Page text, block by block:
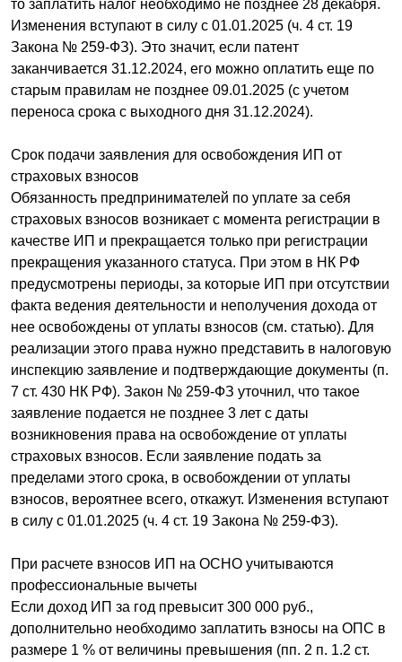
то заплатить налог необходимо не позднее 28 декабря.
Изменения вступают в силу с 01.01.2025 (ч. 4 ст. 19
Закона № 259-ФЗ). Это значит, если патент
заканчивается 31.12.2024, его можно оплатить еще по
старым правилам не позднее 09.01.2025 (с учетом
переноса срока с выходного дня 31.12.2024).
Срок подачи заявления для освобождения ИП от
страховых взносов
Обязанность предпринимателей по уплате за себя
страховых взносов возникает с момента регистрации в
качестве ИП и прекращается только при регистрации
прекращения указанного статуса. При этом в НК РФ
предусмотрены периоды, за которые ИП при отсутствии
факта ведения деятельности и неполучения дохода от
нее освобождены от уплаты взносов (см. статью). Для
реализации этого права нужно представить в налоговую
инспекцию заявление и подтверждающие документы (п.
7 ст. 430 НК РФ). Закон № 259-ФЗ уточнил, что такое
заявление подается не позднее 3 лет с даты
возникновения права на освобождение от уплаты
страховых взносов. Если заявление подать за
пределами этого срока, в освобождении от уплаты
взносов, вероятнее всего, откажут. Изменения вступают
в силу с 01.01.2025 (ч. 4 ст. 19 Закона № 259-ФЗ).
При расчете взносов ИП на ОСНО учитываются
профессиональные вычеты
Если доход ИП за год превысит 300 000 руб.,
дополнительно необходимо заплатить взносы на ОПС в
размере 1 % от величины превышения (пп. 2 п. 1.2 ст.